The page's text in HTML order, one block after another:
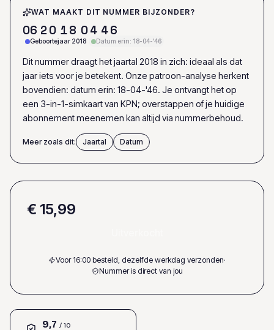
WAT MAAKT DIT NUMMER BIJZONDER?
06 20 18 04 46
Geboortejaar 2018 Datum erin: 18-04-'46
Dit nummer draagt het jaartal 2018 in zich: ideaal als dat
jaar iets voor je betekent. Onze patroon-analyse herkent
bovendien: datum erin: 18-04-'46. Je ontvangt het op
een 3-in-1-simkaart van KPN; overstappen of je huidige
abonnement meenemen kan altijd via nummerbehoud.
Meer zoals dit: Jaartal Datum
€ 15,99
Voor 16:00 besteld, dezelfde werkdag verzonden·
Nummer is direct van jou
9,7 / 10